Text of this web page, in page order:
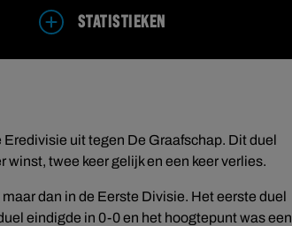
STATISTIEKEN
uit tegen De Graafschap. Dit duel
winst, twee keer gelijk en een keer verlies.
dan in de Eerste Divisie. Het eerste duel
eindigde in 0-0 en het hoogtepunt was een